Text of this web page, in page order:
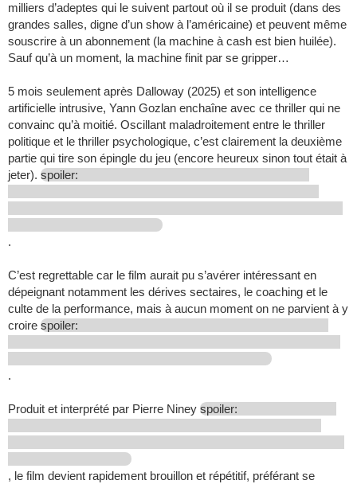
milliers d’adeptes qui le suivent partout où il se produit (dans des
grandes salles, digne d’un show à l’américaine) et peuvent même
souscrire à un abonnement (la machine à cash est bien huilée).
Sauf qu’à un moment, la machine finit par se gripper…
5 mois seulement après Dalloway (2025) et son intelligence
artificielle intrusive, Yann Gozlan enchaîne avec ce thriller qui ne
convainc qu’à moitié. Oscillant maladroitement entre le thriller
politique et le thriller psychologique, c’est clairement la deuxième
partie qui tire son épingle du jeu (encore heureux sinon tout était à
jeter). spoiler:
.
C’est regrettable car le film aurait pu s’avérer intéressant en
dépeignant notamment les dérives sectaires, le coaching et le
culte de la performance, mais à aucun moment on ne parvient à y
croire spoiler:
.
Produit et interprété par Pierre Niney spoiler:
, le film devient rapidement brouillon et répétitif, préférant se